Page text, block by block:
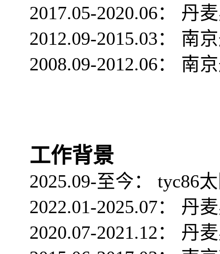
2017.05-2020.06： 丹
2012.09-2015.03： 南
2008.09-2012.06： 南
工作背景
2025.09-至今： tyc86
2022.01-2025.07： 丹
2020.07-2021.12： 丹